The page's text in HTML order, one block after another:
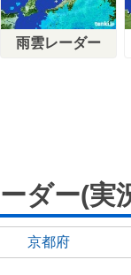
雨雲レーダー
ダー(実
京都府